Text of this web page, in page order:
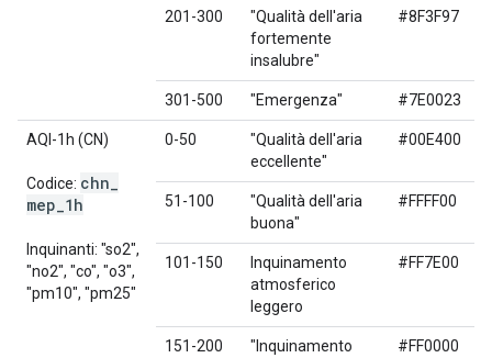
201-300
"Qualità dell'aria
fortemente
insalubre"
#8F3F97
301-500 "Emergenza" #7E0023
AQI-1h (CN)
Codice: chn
mep 1h
Inquinanti: "so2",
"no2", "co", "o3",
"pm10", "pm25"
0-50
"Qualità dell'aria
eccellente"
#00E400
51-100
"Qualità dell'aria
buona"
#FFFF00
101-150
Inquinamento
atmosferico
leggero
#FF7E00
151-200
"Inquinamento
#FF0000